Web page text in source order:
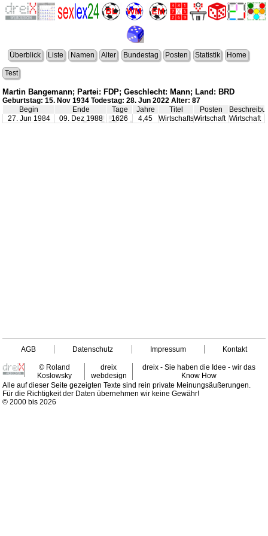
Überblick Liste Namen Alter Bundestag Posten Statistik Home
Test
Martin Bangemann; Partei: FDP; Geschlecht: Mann; Land: BRD
Geburtstag: 15. Nov 1934 Todestag: 28. Jun 2022 Alter: 87
Begin
Ende Tage Jahre Titel Posten
27. Jun 1984
09. Dez 1988 1626 4,45 Wirtschaftsminister
Wirtschaft Wirtschaft
AGB Datenschutz Impressum Kontakt
© Roland
Koslowsky
dreix
webdesign
dreix - Sie haben die Idee - wir das
Know How
Alle auf dieser Seite gezeigten Texte sind rein private Meinungsäußerungen.
Für die Richtigkeit der Daten übernehmen wir keine Gewähr!
© 2000 bis 2026